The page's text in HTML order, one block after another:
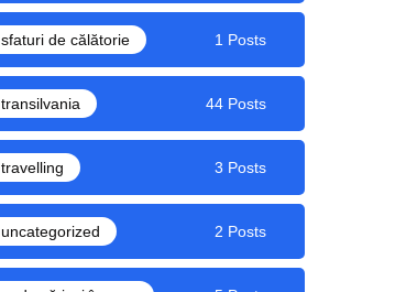
sfaturi de călătorie 1 Posts
transilvania 44 Posts
travelling 3 Posts
uncategorized 2 Posts